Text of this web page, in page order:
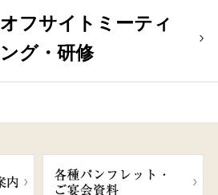
オフサイトミーティ
ング・研修